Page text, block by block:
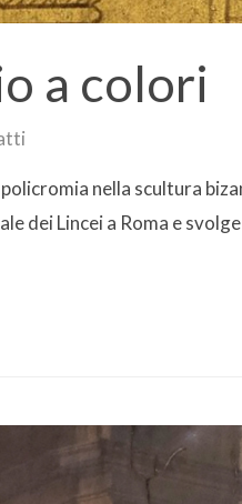
a colori
nella scultura
dei Lincei a Roma e